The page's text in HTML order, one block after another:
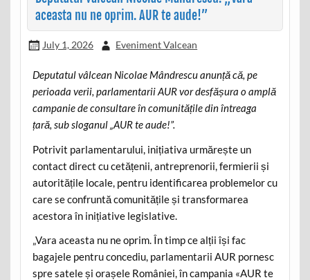
aceasta nu ne oprim. AUR te aude!”
July 1, 2026 Eveniment Valcean
Deputatul vâlcean Nicolae Mândrescu anunță că, pe
perioada verii, parlamentarii AUR vor desfășura o amplă
campanie de consultare în comunitățile din întreaga
țară, sub sloganul „AUR te aude!”.
Potrivit parlamentarului, inițiativa urmărește un
contact direct cu cetățenii, antreprenorii, fermierii și
autoritățile locale, pentru identificarea problemelor cu
care se confruntă comunitățile și transformarea
acestora în inițiative legislative.
„Vara aceasta nu ne oprim. În timp ce alții își fac
bagajele pentru concediu, parlamentarii AUR pornesc
spre satele și orașele României, în campania «AUR te